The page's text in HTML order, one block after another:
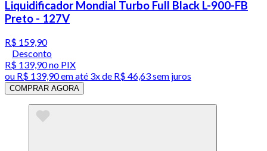
Liquidificador Mondial Turbo Full Black L-900-FB
Preto - 127V
R$ 159,90
Desconto
R$ 139,90no PIX
ou R$ 139,90em até 3x de R$ 46,63 sem juros
COMPRAR AGORA